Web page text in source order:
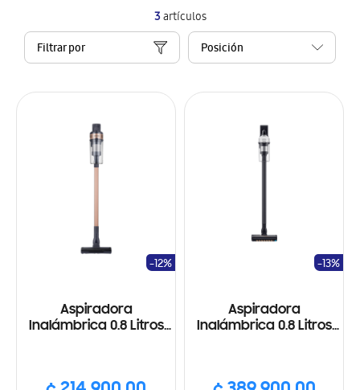
3artículos
Filtrar por
Aspiradora
Inalámbrica 0.8 Litros
-12%
Aspiradora
Inalámbrica 0.8 Litros
-13%